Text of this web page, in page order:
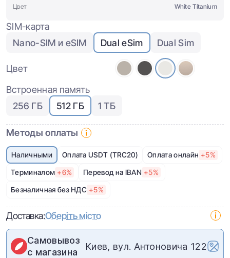
Цвет White Titanium
SIM-карта
Nano-SIM и eSIM
Dual eSim Dual Sim
Цвет
Встроенная память
256 ГБ
512 ГБ 1 ТБ
Методы оплаты
Наличными Оплата USDT (TRC20) Оплата онлайн +5%
Терминалом +6% Перевод на IBAN +5%
Безналичная без НДС +5%
Доставка:Оберіть місто
Самовывоз
с магазина
Киев, вул. Антоновича 122